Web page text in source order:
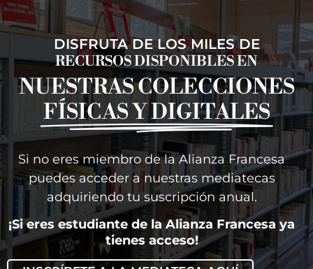
DISFRUTA DE LOS MILES DE
RECURSOS DISPONIBLES EN
NUESTRAS COLECCIONES
FÍSICAS Y DIGITALES
Si no eres miembro de la Alianza Francesa
puedes acceder a nuestras mediatecas
adquiriendo tu suscripción anual.
¡Si eres estudiante de la Alianza Francesa ya
tienes acceso!